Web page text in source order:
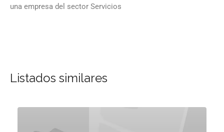
una empresa del sector Servicios
Listados similares